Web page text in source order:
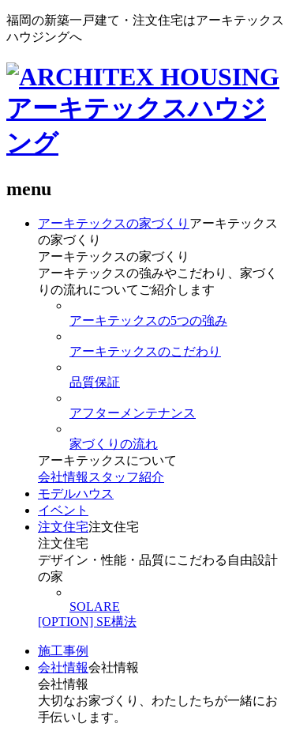
福岡の新築一戸建て・注文住宅はアーキテックス
ハウジングへ
menu
アーキテックスの家づくり アーキテックス
の家づくり
アーキテックスの家づくり
アーキテックスの強みやこだわり、家づく
りの流れについてご紹介します
アーキテックスの5つの強み
アーキテックスのこだわり
品質保証
アフターメンテナンス
家づくりの流れ
アーキテックスについて
会社情報 スタッフ紹介
モデルハウス
イベント
注文住宅注文住宅
注文住宅
デザイン・性能・品質にこだわる自由設計
の家
SOLARE
[OPTION] SE構法
施工事例
会社情報会社情報
会社情報
大切なお家づくり、わたしたちが一緒にお
手伝いします。